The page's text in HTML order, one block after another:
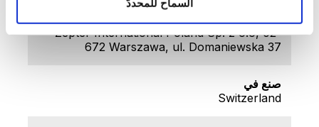
السماح للمحددّ
الموزع
Zepter International Poland Sp. z o.o, 02-
672 Warszawa, ul. Domaniewska 37
صنع في
Switzerland